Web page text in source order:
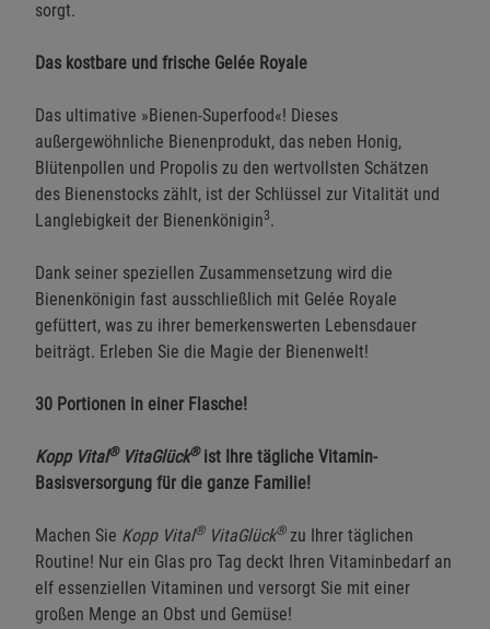
sorgt.
Das kostbare und frische Gelée Royale
Das ultimative »Bienen-Superfood«! Dieses
außergewöhnliche Bienenprodukt, das neben Honig,
Blütenpollen und Propolis zu den wertvollsten Schätzen
des Bienenstocks zählt, ist der Schlüssel zur Vitalität und
Langlebigkeit der Bienenkönigin3.
Dank seiner speziellen Zusammensetzung wird die
Bienenkönigin fast ausschließlich mit Gelée Royale
gefüttert, was zu ihrer bemerkenswerten Lebensdauer
beiträgt. Erleben Sie die Magie der Bienenwelt!
30 Portionen in einer Flasche!
Kopp Vital®VitaGlück®ist Ihre tägliche Vitamin-
Basisversorgung für die ganze Familie!
Machen Sie Kopp Vital®VitaGlück®zu Ihrer täglichen
Routine! Nur ein Glas pro Tag deckt Ihren Vitaminbedarf an
elf essenziellen Vitaminen und versorgt Sie mit einer
großen Menge an Obst und Gemüse!